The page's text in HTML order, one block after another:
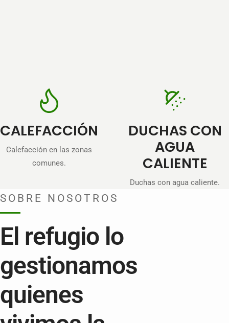
CALEFACCIÓN
Calefacción en las zonas
comunes.
DUCHAS CON
AGUA
CALIENTE
Duchas con agua caliente.
SOBRE NOSOTROS
El refugio lo
gestionamos
quienes